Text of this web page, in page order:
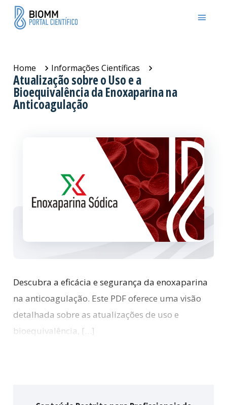
Home Informações Científicas
Atualização sobre o Uso e a
Bioequivalência da Enoxaparina na
Anticoagulação
Descubra a eficácia e segurança da enoxaparina
na anticoagulação. Este PDF oferece uma visão
detalhada sobre as atualizações de uso e
bioequivalência, […]